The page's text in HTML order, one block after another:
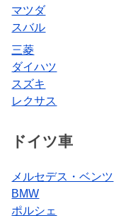
マツダ
スバル
三菱
ダイハツ
スズキ
レクサス
ドイツ車
メルセデス・ベンツ
BMW
ポルシェ